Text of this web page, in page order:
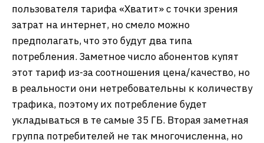
пользователя тарифа «Хватит» с точки зрения
затрат на интернет, но смело можно
предполагать, что это будут два типа
потребления. Заметное число абонентов купят
этот тариф из-за соотношения цена/качество, но
в реальности они нетребовательны к количеству
трафика, поэтому их потребление будет
укладываться в те самые 35 ГБ. Вторая заметная
группа потребителей не так многочисленна, но